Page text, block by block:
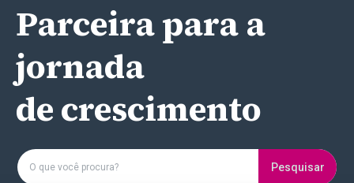
Parceira para a
jornada
de crescimento
Pesquisar